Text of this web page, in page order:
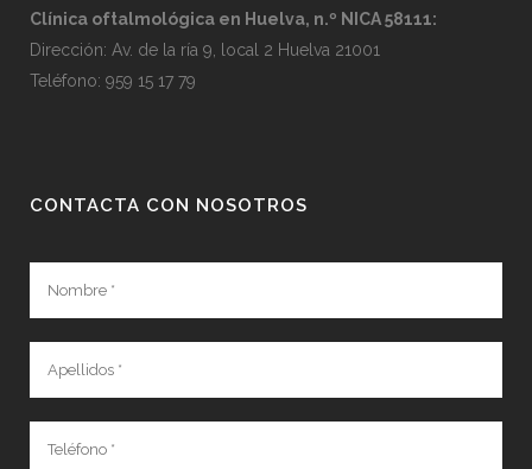
Clínica oftalmológica en Huelva, n.º NICA 58111:
Dirección: Av. de la ría 9, local 2 Huelva 21001
Teléfono: 959 15 17 79
CONTACTA CON NOSOTROS